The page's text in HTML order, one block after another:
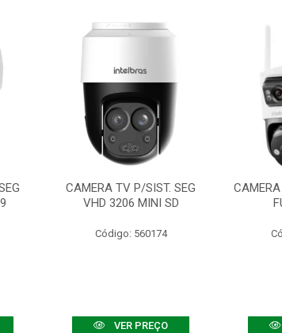
CAMERA TV P/SIST. SEG
VHD 3206 MINI SD
Código: 560174
VER PREÇO